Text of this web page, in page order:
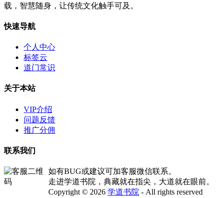
载，智慧随身，让传统文化触手可及。
快速导航
个人中心
标签云
道门常识
关于本站
VIP介绍
问题反馈
推广分佣
联系我们
如有BUG或建议可加客服微信联系。
走进学道书院，典藏就在指尖，大道就在眼前。
Copyright © 2026 学道书院 - All rights reserved